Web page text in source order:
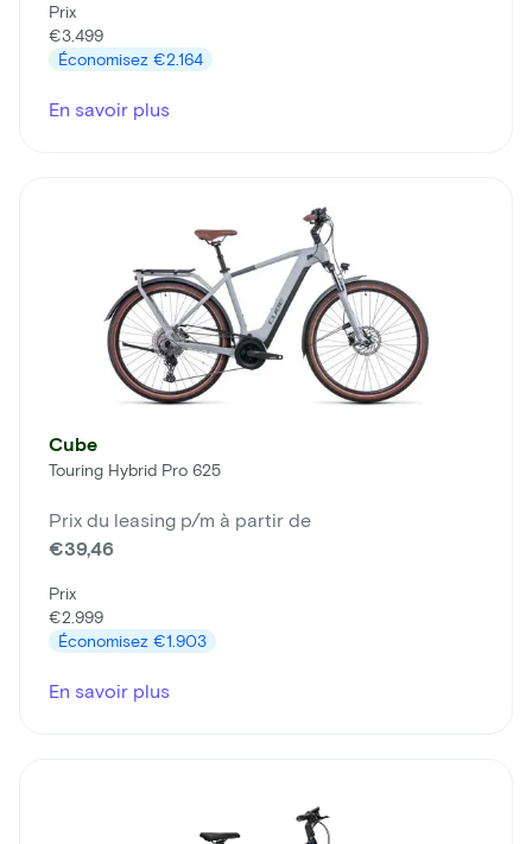
Prix
€3.499
Économisez €2.164
En savoir plus
Cube
Touring Hybrid Pro 625
Prix du leasing p/m à partir de
€39,46
Prix
€2.999
Économisez €1.903
En savoir plus